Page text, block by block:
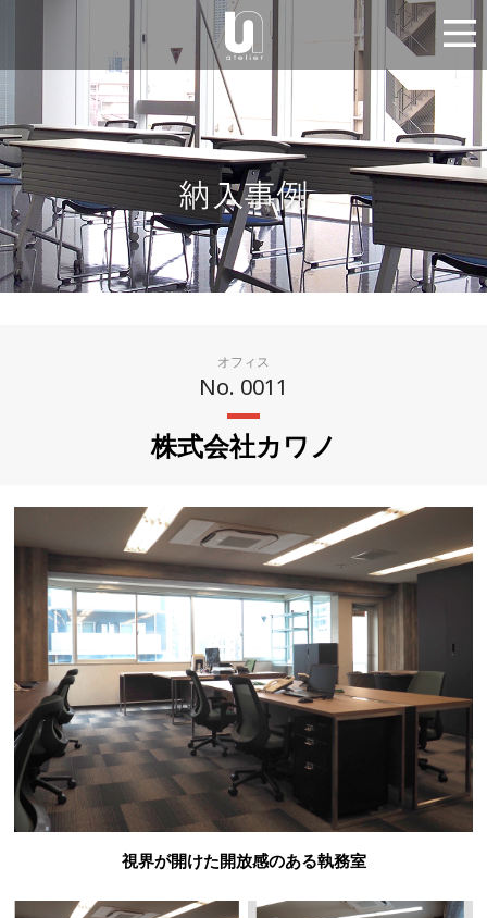
オフィス
No. 0011
株式会社カワノ
視界が開けた開放感のある執務室